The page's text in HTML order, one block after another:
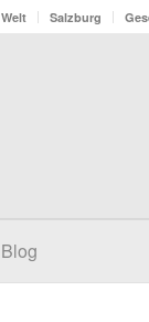
Welt Salzburg
Blog